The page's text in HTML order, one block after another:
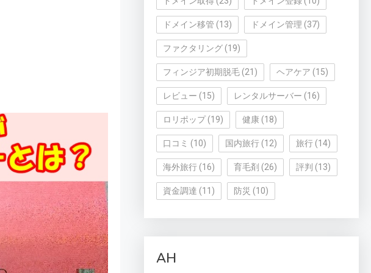
ドメイン移管 (13) ドメイン管理 (37)
ファクタリング(19)
フィンジア初期脱毛(21) ヘアケア (15)
レビュー (15) レンタルサーバー (16)
ロリポップ(19) 健康(18)
口コミ (10) 国内旅行(12) 旅行(14)
海外旅行(16) 育毛剤 (26) 評判 (13)
資金調達 (11) 防災 (10)
AH